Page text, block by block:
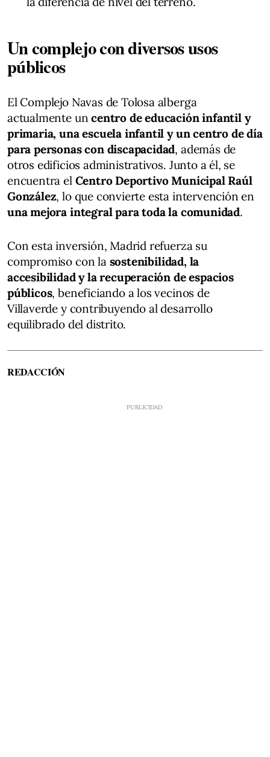
Un complejo con diversos usos
públicos
El Complejo Navas de Tolosa alberga
actualmente uncentro de educación infantil y
primaria, una escuela infantil y un centro de día
para personas con discapacidad, además de
otros edificios administrativos. Junto a él, se
encuentra el Centro Deportivo Municipal Raúl
González, lo que convierte esta intervención en
una mejora integral para toda la comunidad.
Con esta inversión, Madrid refuerza su
compromiso con la sostenibilidad, la
accesibilidad y la recuperación de espacios
públicos, beneficiando a los vecinos de
Villaverde y contribuyendo al desarrollo
equilibrado del distrito.
REDACCIÓN